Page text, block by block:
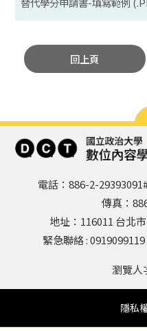
回上頁
電話：886-2-
傳真：
地址：116011 台北
緊急聯絡 :
瀏覽人
隱私